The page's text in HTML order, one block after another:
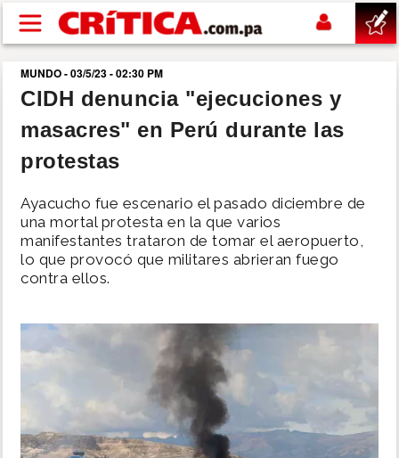
Pasar al contenido principal
buscar
SUCESOS
POLÍTICA
SHOW
DEPORTES
INSÓLITAS
MUNDO - 03/5/23 - 02:30 PM
CIDH denuncia "ejecuciones y
masacres" en Perú durante las
protestas
Ayacucho fue escenario el pasado diciembre de
una mortal protesta en la que varios
manifestantes trataron de tomar el aeropuerto,
lo que provocó que militares abrieran fuego
contra ellos.